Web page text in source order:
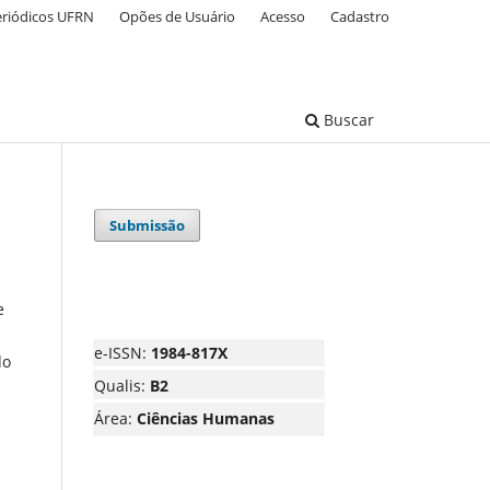
Buscar
UFRN Opões de Usuário Acesso Cadastro
Submissão
e-ISSN: 1984-817X
Qualis: B2
Área: Ciências Humanas